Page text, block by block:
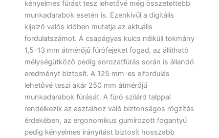
kényelmes fúrást tesz lehetővé még összetettebb
munkadarabok esetén is. Ezenkívül a digitális
kijelző valós időben mutatja az aktuális
fordulatszámot. A csapágyas kulcs nélküli tokmány
1,5-13 mm átmérőjű fúrófejeket fogad, az állítható
mélységütköző pedig sorozatfúrás során is állandó
eredményt biztosít. A 125 mm-es elfordulás
lehetővé teszi akár 250 mm átmérőjű
munkadarabok fúrását. A fúró szilárd talppal
rendelkezik az asztalhoz való biztonságos rögzítés
érdekében, az ergonomikus gumírozott fogantyú
pedig kényelmes irányítást biztosít hosszabb